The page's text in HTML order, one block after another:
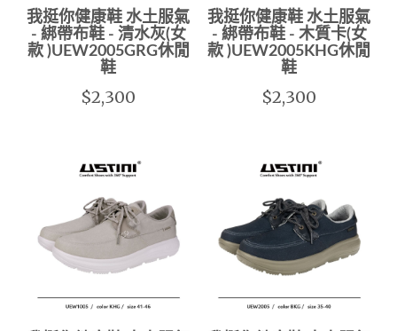
我挺你健康鞋 水土服氣
- 綁帶布鞋 - 清水灰(女
款 )UEW2005GRG休閒
鞋
$2,300
我挺你健康鞋 水土服氣
- 綁帶布鞋 - 木質卡(女
款 )UEW2005KHG休閒
鞋
$2,300